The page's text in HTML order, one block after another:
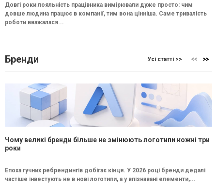
Довгі роки лояльність працівника вимірювали дуже просто: чим
довше людина працює в компанії, тим вона цінніша. Саме тривалість
роботи вважалася...
Бренди Усі статті >>
Чому великі бренди більше не змінюють логотипи кожні три
роки
Епоха гучних ребрендингів добігає кінця. У 2026 році бренди дедалі
частіше інвестують не в нові логотипи, а у впізнавані елементи,...